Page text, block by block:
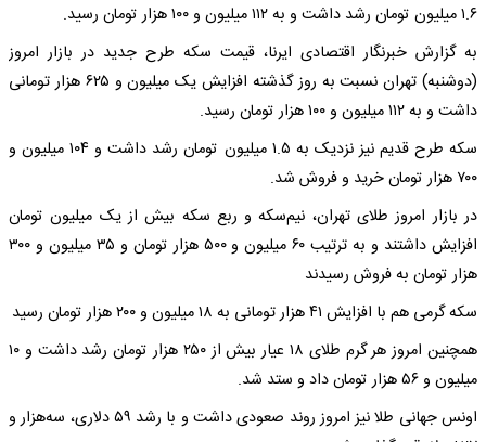
۱.۶ میلیون تومان رشد داشت و به ۱۱۲ میلیون و ۱۰۰ هزار تومان رسید.
به گزارش خبرنگار اقتصادی ایرنا، قیمت سکه طرح جدید در بازار امروز
(دوشنبه) تهران نسبت به روز گذشته افزایش یک میلیون و ۶۲۵ هزار تومانی
داشت و به ۱۱۲ میلیون و ۱۰۰ هزار تومان رسید.
سکه طرح قدیم نیز نزدیک به ۱.۵ میلیون تومان رشد داشت و ۱۰۴ میلیون و
۷۰۰ هزار تومان خرید و فروش شد.
در بازار امروز طلای تهران، نیم‌سکه و ربع سکه بیش از یک میلیون تومان
افزایش داشتند و به ترتیب ۶۰ میلیون و ۵۰۰ هزار تومان و ۳۵ میلیون و ۳۰۰
هزار تومان به فروش رسیدند
سکه گرمی هم با افزایش ۴۱ هزار تومانی به ۱۸ میلیون و ۲۰۰ هزار تومان رسید
همچنین امروز هر گرم طلای ۱۸ عیار بیش از ۲۵۰ هزار تومان رشد داشت و ۱۰
میلیون و ۵۶ هزار تومان داد و ستد شد.
اونس جهانی طلا نیز امروز روند صعودی داشت و با رشد ۵۹ دلاری، سه‌هزار و